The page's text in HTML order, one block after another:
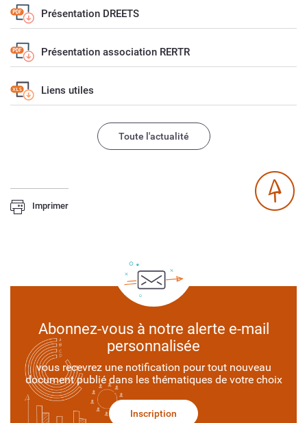
Présentation DREETS
Présentation association RERTR
Liens utiles
Toute l'actualité
Imprimer
Abonnez-vous à notre alerte e-mail
personnalisée
vous recevrez une notification pour tout nouveau
document publié dans les thématiques de votre choix
Inscription